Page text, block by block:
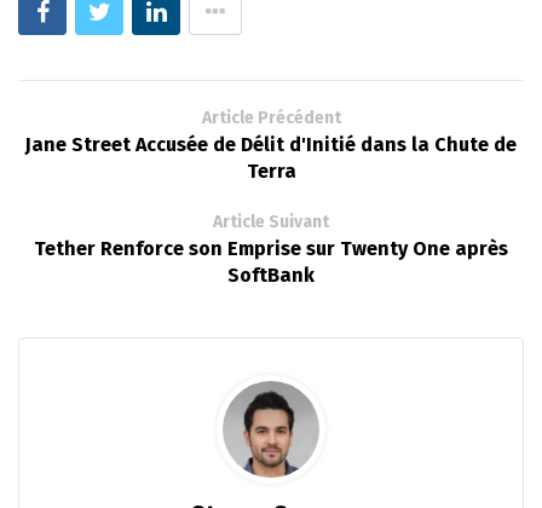
Article Précédent
Jane Street Accusée de Délit d'Initié dans la Chute de
Terra
Article Suivant
Tether Renforce son Emprise sur Twenty One après
SoftBank